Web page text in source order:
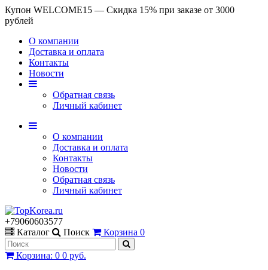
Купон WELCOME15 — Скидка 15% при заказе от 3000
рублей
О компании
Доставка и оплата
Контакты
Новости
Обратная связь
Личный кабинет
О компании
Доставка и оплата
Контакты
Новости
Обратная связь
Личный кабинет
+79060603577
Каталог
Поиск Корзина 0
Корзина: 0 0 руб.